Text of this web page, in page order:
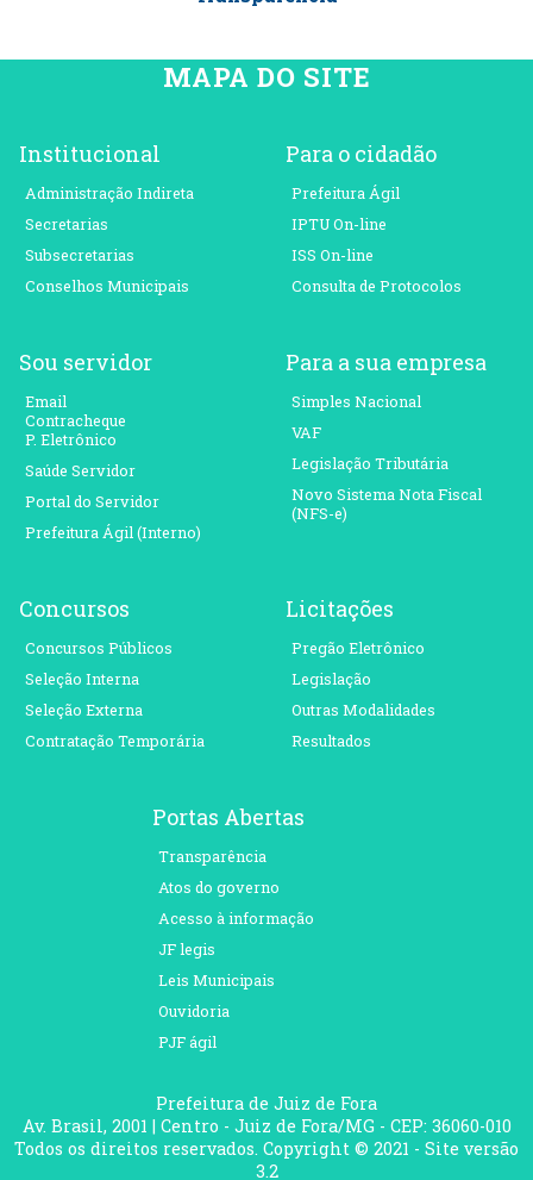
MAPA DO SITE
Institucional
Administração Indireta
Secretarias
Subsecretarias
Conselhos Municipais
Para o cidadão
Prefeitura Ágil
IPTU On-line
ISS On-line
Consulta de Protocolos
Sou servidor
Email
Contracheque
P. Eletrônico
Saúde Servidor
Portal do Servidor
Prefeitura Ágil (Interno)
Para a sua empresa
Simples Nacional
VAF
Legislação Tributária
Novo Sistema Nota Fiscal
(NFS-e)
Concursos
Concursos Públicos
Seleção Interna
Seleção Externa
Contratação Temporária
Licitações
Pregão Eletrônico
Legislação
Outras Modalidades
Resultados
Portas Abertas
Transparência
Atos do governo
Acesso à informação
JF legis
Leis Municipais
Ouvidoria
PJF ágil
Prefeitura de Juiz de Fora
Av. Brasil, 2001 | Centro - Juiz de Fora/MG - CEP: 36060-010
Todos os direitos reservados. Copyright © 2021 - Site versão
3.2